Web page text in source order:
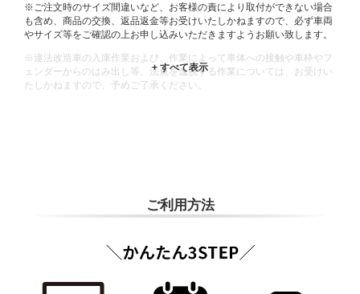
※ご注文時のサイズ間違いなど、お客様の責により取付ができない場合
も含め、商品の交換、返品返金等お受けいたしかねますので、必ず車両
やサイズ等をご確認の上お申し込みいただきますようお願い致します。
※違法改造車の入庫作業および、作業によって車体への接触や車枠やフ
ェンダーからのはみ出し等、法規を逸脱する作業については、お受けい
たしかねますので、予めご了承ください。
ご利用方法